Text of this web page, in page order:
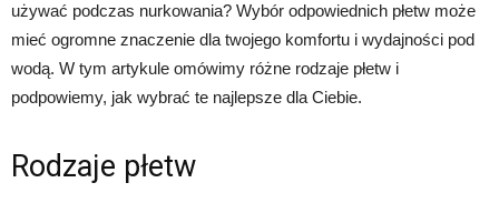
używać podczas nurkowania? Wybór odpowiednich płetw może
mieć ogromne znaczenie dla twojego komfortu i wydajności pod
wodą. W tym artykule omówimy różne rodzaje płetw i
podpowiemy, jak wybrać te najlepsze dla Ciebie.
Rodzaje płetw